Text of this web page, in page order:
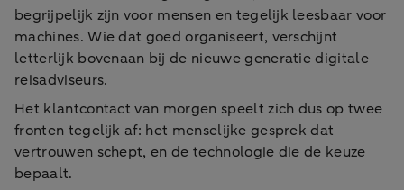
begrijpelijk zijn voor mensen en tegelijk leesbaar voor
machines. Wie dat goed organiseert, verschijnt
letterlijk bovenaan bij de nieuwe generatie digitale
reisadviseurs.
Het klantcontact van morgen speelt zich dus op twee
fronten tegelijk af: het menselijke gesprek dat
vertrouwen schept, en de technologie die de keuze
bepaalt.